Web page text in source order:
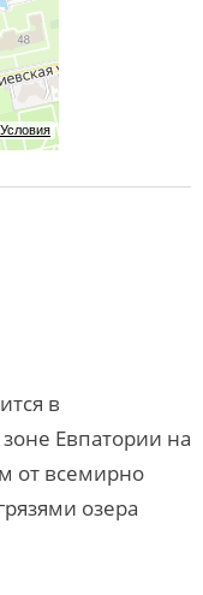
Условия
в
Евпатории на
от всемирно
озера